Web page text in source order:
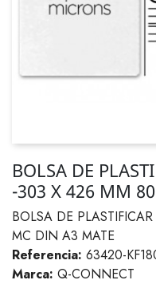
BOLSA DE
-303 X 426 MM
BOLSA DE
MC DIN A3 MATE
Referencia: 63420-
Marca: Q-CONNECT